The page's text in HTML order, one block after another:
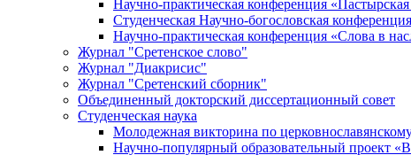
Научно-практическая конференция
Студенческая Научно-богословская
Научно-практическая конференция «Cлова в
Журнал "Сретенское слово"
Журнал "Диакрисис"
Журнал "Сретенский сборник"
Объединенный докторский диссертационный совет
Студенческая наука
Молодежная викторина по
Научно-популярный образовательный проект